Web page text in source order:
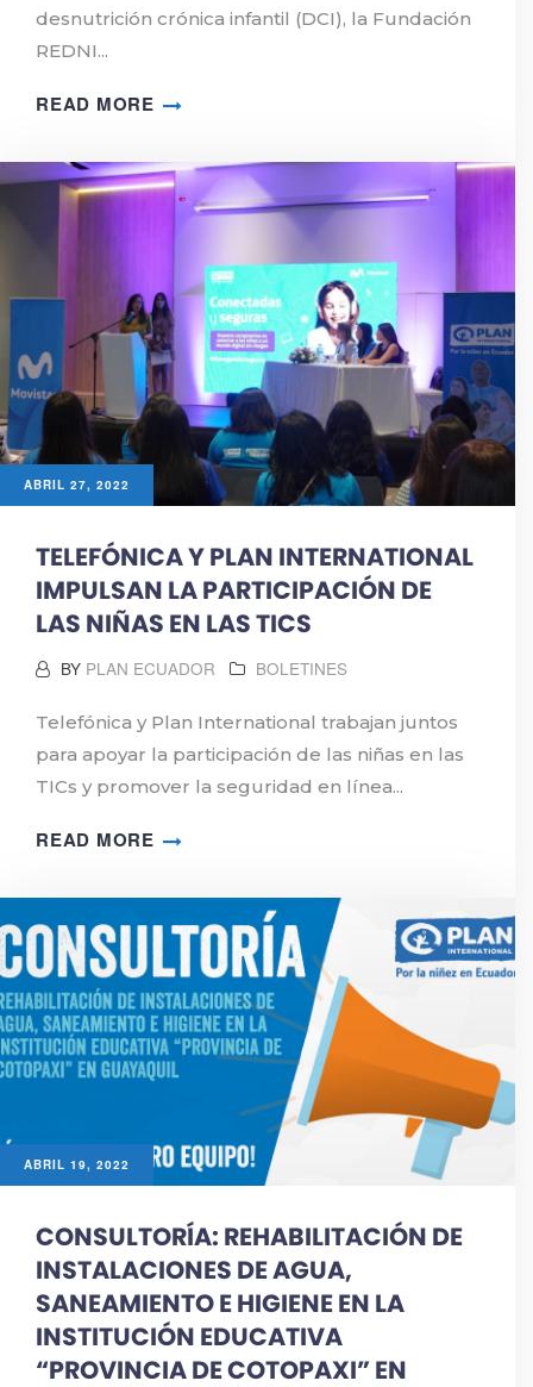
desnutrición crónica infantil (DCI), la Fundación
REDNI...
READ MORE
ABRIL 27, 2022
TELEFÓNICA Y PLAN INTERNATIONAL
IMPULSAN LA PARTICIPACIÓN DE
LAS NIÑAS EN LAS TICS
BY PLAN ECUADOR BOLETINES
Telefónica y Plan International trabajan juntos
para apoyar la participación de las niñas en las
TICs y promover la seguridad en línea...
READ MORE
ABRIL 19, 2022
CONSULTORÍA: REHABILITACIÓN DE
INSTALACIONES DE AGUA,
SANEAMIENTO E HIGIENE EN LA
INSTITUCIÓN EDUCATIVA
“PROVINCIA DE COTOPAXI” EN